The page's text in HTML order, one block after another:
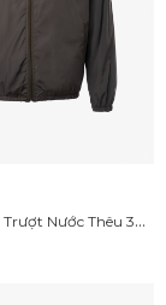
Áo Khoác Dù Trượt Nước Thêu 3D Logo 4M Form Regular AK069